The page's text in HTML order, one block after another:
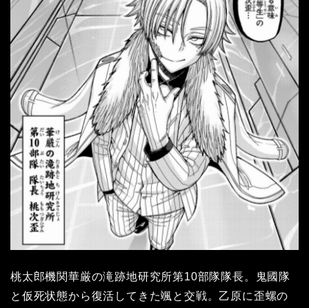
桃太郎機関華厳の滝跡地研究所第10部隊隊長。鬼國隊
と仮死状態から復活してきた颯と交戦。乙原に歪螺の